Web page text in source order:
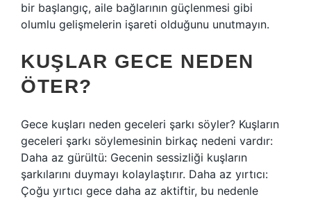
bir başlangıç, aile bağlarının güçlenmesi gibi
olumlu gelişmelerin işareti olduğunu unutmayın.
KUŞLAR GECE NEDEN
ÖTER?
Gece kuşları neden geceleri şarkı söyler? Kuşların
geceleri şarkı söylemesinin birkaç nedeni vardır:
Daha az gürültü: Gecenin sessizliği kuşların
şarkılarını duymayı kolaylaştırır. Daha az yırtıcı:
Çoğu yırtıcı gece daha az aktiftir, bu nedenle